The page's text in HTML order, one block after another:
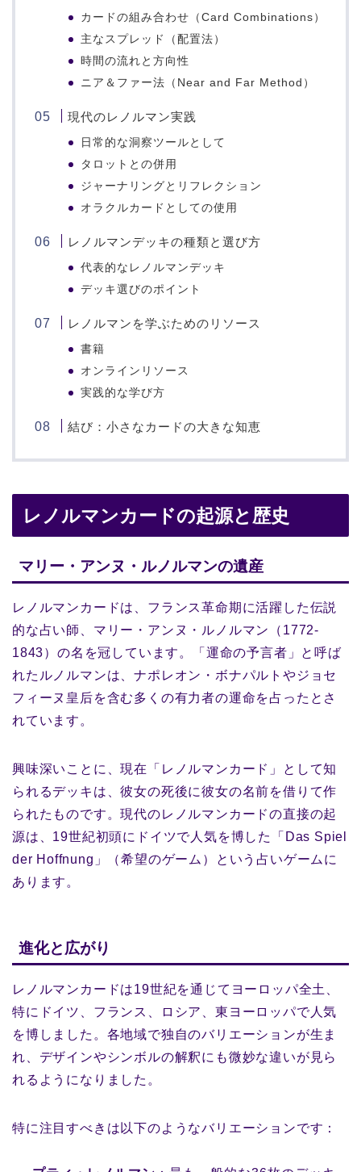
カードの組み合わせ（Card Combinations）
主なスプレッド（配置法）
時間の流れと方向性
ニア＆ファー法（Near and Far Method）
現代のレノルマン実践
日常的な洞察ツールとして
タロットとの併用
ジャーナリングとリフレクション
オラクルカードとしての使用
レノルマンデッキの種類と選び方
代表的なレノルマンデッキ
デッキ選びのポイント
レノルマンを学ぶためのリソース
書籍
オンラインリソース
実践的な学び方
結び：小さなカードの大きな知恵
レノルマンカードの起源と歴史
マリー・アンヌ・ルノルマンの遺産
レノルマンカードは、フランス革命期に活躍した伝説
的な占い師、マリー・アンヌ・ルノルマン（1772-
1843）の名を冠しています。「運命の予言者」と呼ば
れたルノルマンは、ナポレオン・ボナパルトやジョセ
フィーヌ皇后を含む多くの有力者の運命を占ったとさ
れています。
興味深いことに、現在「レノルマンカード」として知
られるデッキは、彼女の死後に彼女の名前を借りて作
られたものです。現代のレノルマンカードの直接の起
源は、19世紀初頭にドイツで人気を博した「Das Spiel
der Hoffnung」（希望のゲーム）という占いゲームに
あります。
進化と広がり
レノルマンカードは19世紀を通じてヨーロッパ全土、
特にドイツ、フランス、ロシア、東ヨーロッパで人気
を博しました。各地域で独自のバリエーションが生ま
れ、デザインやシンボルの解釈にも微妙な違いが見ら
れるようになりました。
特に注目すべきは以下のようなバリエーションです：